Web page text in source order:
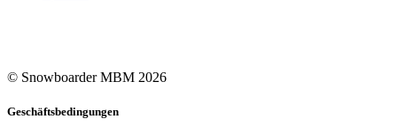
© Snowboarder MBM 2026
Geschäftsbedingungen